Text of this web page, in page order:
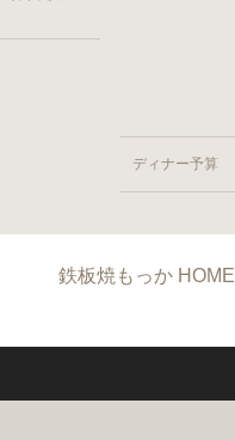
ディナー予算
鉄板焼もっか HOME